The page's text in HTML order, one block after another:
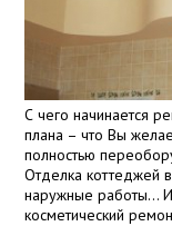
С чего начинается
плана – что Вы
полностью
Отделка коттеджей
наружные работы…
косметический